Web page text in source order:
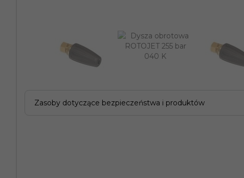
Zasoby dotyczące bezpieczeństwa i produktów